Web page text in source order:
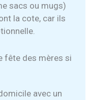
sacs ou mugs)
la cote, car ils
fête des mères si
avec un